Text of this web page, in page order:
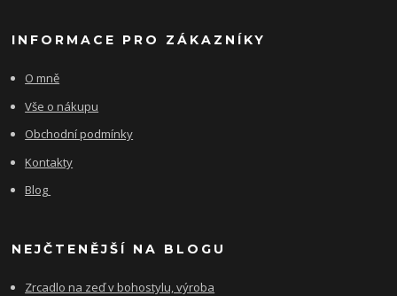
INFORMACE PRO ZÁKAZNÍKY
O mně
Vše o nákupu
Obchodní podmínky
Kontakty
Blog
NEJČTENĚJŠÍ NA BLOGU
Zrcadlo na zeď v bohostylu, výroba